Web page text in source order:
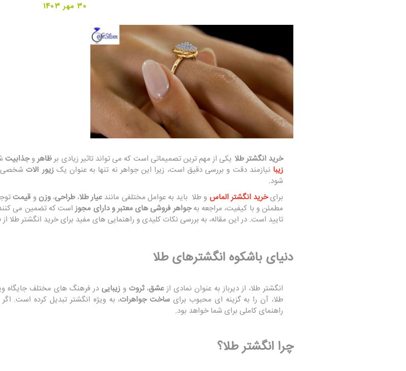
30 مهر 1403
خرید انگشتر طلا یکی از مهم‌ ترین تصمیماتی است که می‌ تواند تاثیر زیادی بر ظاهروجذابیت
زیبا نیازمند دقت و بررسی دقیق است، زیرا این جواهر نه تنها به عنوان یکزیور آلاتشخصی
شود.
برایخرید انگشتر الماس و طلا باید به عوامل مختلفی مانند عیار طلا،طراحی،وزنو قیمت
مطمئن و با کیفیت، مراجعه بهجواهر فروشی‌ های معتبر و دارای مجوز است که تضمین می‌
تایید است. در این مقاله، به بررسی نکات کلیدی و راهنمایی‌ های مفید برای خرید انگشتر طلا
دنیای باشکوه انگشترهای طلا
انگشتر طلا، از دیرباز به عنوان نمادی از عشق،ثروت و زیبایی در فرهنگ‌ های مختلف جایگاه
طلا، آن را به گزینه‌ ای محبوب برای ساخت جواهرات، به ویژه انگشتر تبدیل کرده است.
راهنمای کاملی برای شما خواهد بود.
چرا انگشتر طلا؟